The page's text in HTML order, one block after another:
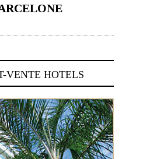
VENTE HOTELS